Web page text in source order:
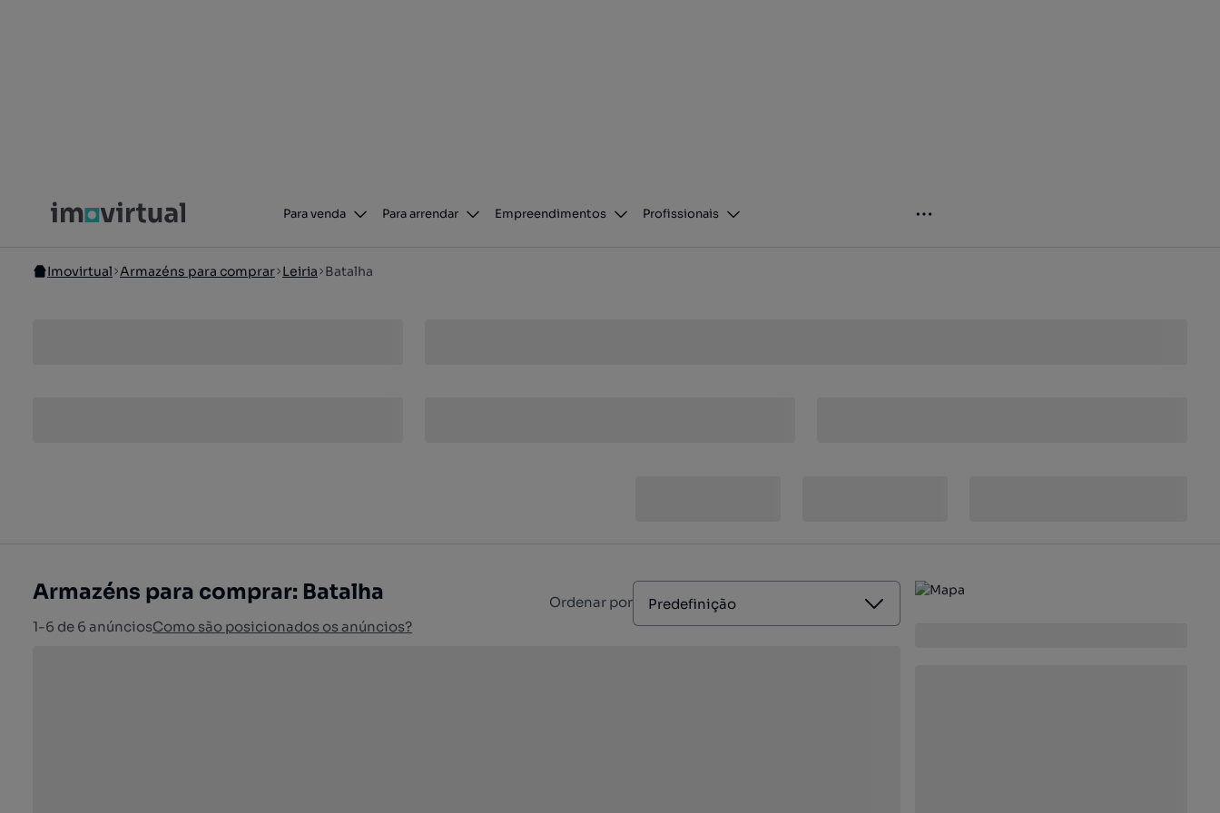
Para venda Para arrendar Empreendimentos Profissionais
Imovirtual Armazéns para comprar Leiria Batalha
Armazéns para comprar: Batalha
1-6 de 6 anúnciosComo são posicionados os anúncios?
Ordenar por Predefinição